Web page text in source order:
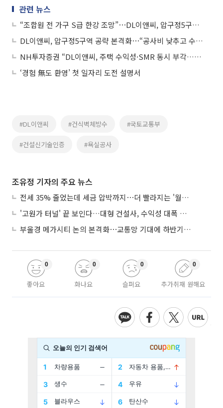
관련 뉴스
“조합원 전 가구 S급 한강 조망”⋯DL이앤씨, 압구정5구역 설계 공개
DL이앤씨, 압구정5구역 공략 본격화⋯“공사비 낮추고 수익 극대화”
NH투자증권 “DL이앤씨, 주택 수익성·SMR 동시 부각…밸류 재평가 기대”
‘경험 無도 환영’ 첫 일자리 도전 설명서
#DL이앤씨 #건식벽체방수 #국토교통부
#건설신기술인증 #욕실공사
조유정 기자의 주요 뉴스
전세 35% 줄었는데 세금 압박까지⋯더 빨라지는 '월세화'
'고원가 터널' 끝 보인다…대형 건설사, 수익성 대폭 개선
부울경 메가시티 논의 본격화⋯교통망 기대에 하반기 분양시장 '주목'
좋아요
0
화나요
0
슬퍼요
0
추가취재 원해요
0